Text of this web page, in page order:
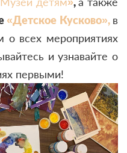
«Детское Кусково», в
о всех мероприятиях
и узнавайте о
первыми!